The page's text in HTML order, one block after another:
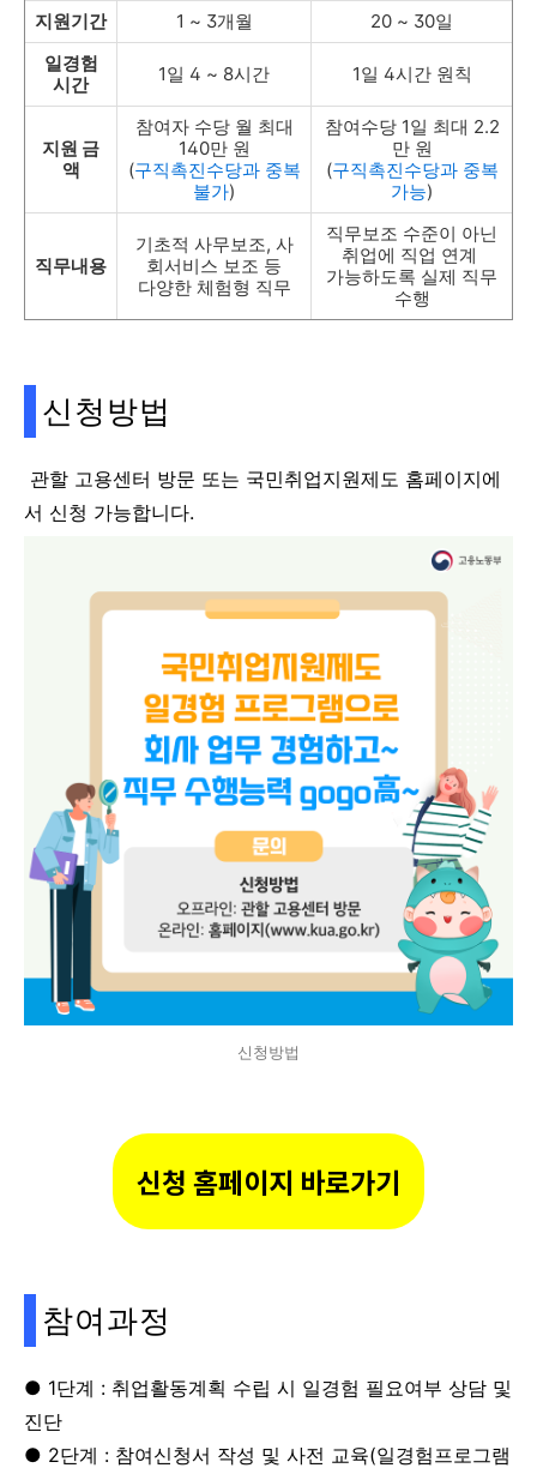
지원기간
1 ~ 3개월
20 ~ 30일
일경험
시간
1일 4 ~ 8시간 1일 4시간 원칙
지원 금
액
참여자 수당 월 최대
140만 원
(구직촉진수당과 중복
불가)
참여수당 1일 최대 2.2
만 원
(구직촉진수당과 중복
가능)
직무내용
기초적 사무보조, 사
회서비스 보조 등
다양한 체험형 직무
직무보조 수준이 아닌
취업에 직업 연계
가능하도록 실제 직무
수행
신청방법
관할 고용센터 방문 또는 국민취업지원제도 홈페이지에
서 신청 가능합니다.
신청방법
신청 홈페이지 바로가기
참여과정
● 1단계 : 취업활동계획 수립 시 일경험 필요여부 상담 및
진단
● 2단계 : 참여신청서 작성 및 사전 교육(일경험프로그램